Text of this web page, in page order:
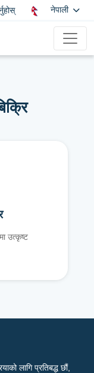
नेपाली
उत्कृष्ट
लागि प्रतिबद्ध छौं,